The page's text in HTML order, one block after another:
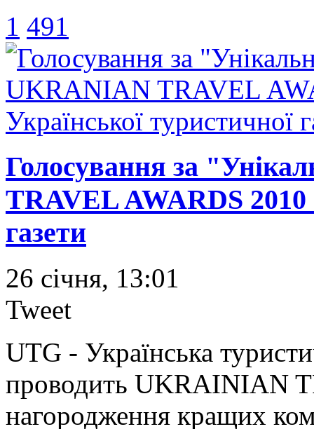
1 491
Голосування за
TRAVEL AWARDS 2010
газети
26 cічня, 13:01
Tweet
UTG - Українська
проводить UKRAINIAN
нагородження кращих